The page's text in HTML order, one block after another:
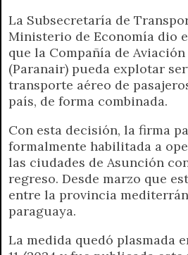
La Subsecretaría de
Ministerio de Economía dio
que la Compañía de Aviación
(Paranair) pueda explotar
transporte aéreo de
país, de forma combinada.
Con esta decisión, la firma
formalmente habilitada a
las ciudades de Asunción
regreso. Desde marzo que
entre la provincia
paraguaya.
La medida quedó plasmada